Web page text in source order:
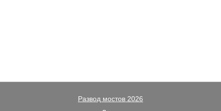
Развод мостов 2026